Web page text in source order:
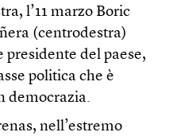
l’11 marzo Boric
(centrodestra)
del paese,
politica che è
democrazia.
nell’estremo